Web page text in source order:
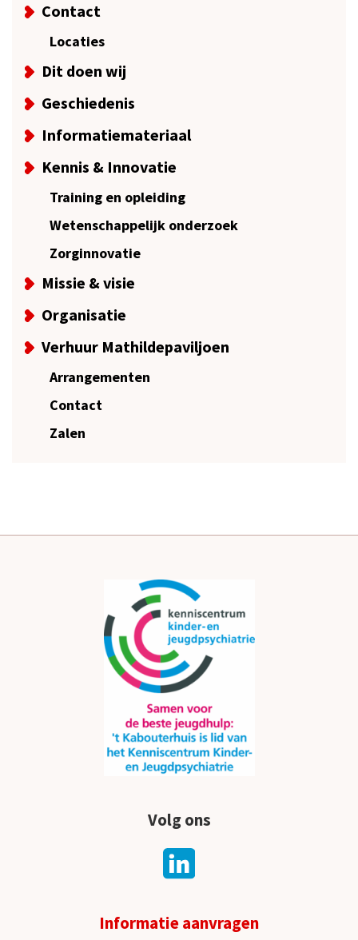
Contact
Locaties
Dit doen wij
Geschiedenis
Informatiemateriaal
Kennis & Innovatie
Training en opleiding
Wetenschappelijk onderzoek
Zorginnovatie
Missie & visie
Organisatie
Verhuur Mathildepaviljoen
Arrangementen
Contact
Zalen
Volg ons
Informatie aanvragen